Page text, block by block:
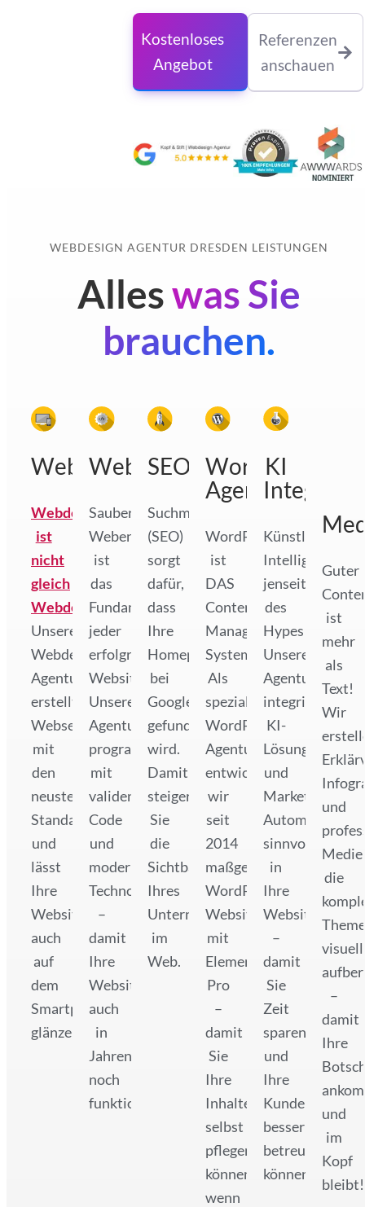
Kostenloses
Angebot
Referenzen
anschauen
WEBDESIGN AGENTUR DRESDEN LEISTUNGEN
Alleswas Sie
brauchen.
Webdesign
Webdesign
ist
nicht
gleich
Webdesign!
Unsere
Webdesign
Agentur
erstellt
Webseiten
mit
den
neusten
Standards
und
lässt
Ihre
Website
auch
auf
dem
Smartphone
glänzen!
Webentwicklung
Saubere
Webentwicklung
ist
das
Fundament
jeder
erfolgreichen
Website.
Unsere
Agentur
programmiert
mit
validen
Code
und
modernen
Technologien
–
damit
Ihre
Website
auch
in
Jahren
noch
funktioniert.
SEO
Suchmaschinenoptimierung
(SEO)
sorgt
dafür,
dass
Ihre
Homepage
bei
Google
gefunden
wird.
Damit
steigern
Sie
die
Sichtbarkeit
Ihres
Unternehmens
im
Web.
WordPress
Agentur
WordPress
ist
DAS
Content
Management
System!
Als
spezialisierte
WordPress
Agentur
entwickeln
wir
seit
2014
maßgeschneiderte
WordPress
Websites
mit
Elementor
Pro
–
damit
Sie
Ihre
Inhalte
selbst
pflegen
können,
wenn
KI
Künstliche
Intelligenz
jenseits
des
Hypes!
Unsere
Agentur
integriert
KI-
Lösungen
und
Marketing
Automation
sinnvoll
in
Ihre
Website
–
damit
Sie
Zeit
sparen
und
Ihre
Kunden
besser
betreuen
können!
Guter
ist
mehr
als
Text!
Wir
und
die
visuell
–
damit
Ihre
und
im
Kopf
bleibt!